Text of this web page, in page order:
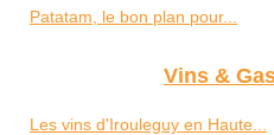
Patatam, le bon plan pour...
Vins &
Les vins d'Irouleguy en Haute...